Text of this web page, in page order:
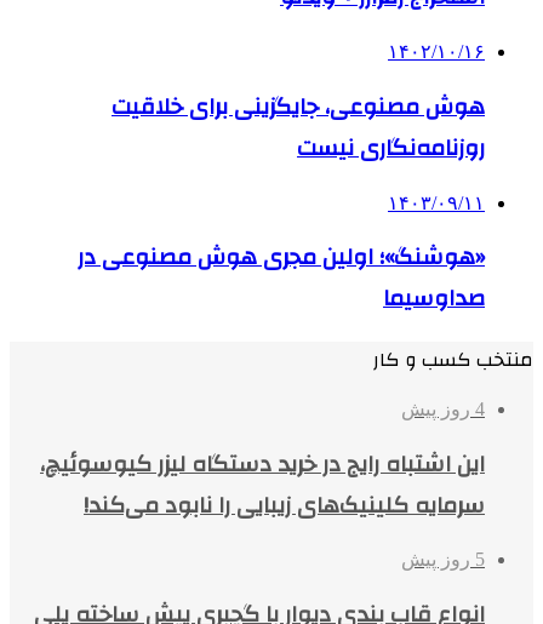
۱۴۰۲/۱۰/۱۶
هوش مصنوعی، جایگزینی برای خلاقیت
روزنامه‌نگاری نیست
۱۴۰۳/۰۹/۱۱
«هوشنگ»؛ اولین مجری هوش مصنوعی در
صداوسیما
منتخب کسب و کار
4 روز پیش
این اشتباه رایج در خرید دستگاه لیزر کیوسوئیچ،
سرمایه کلینیک‌های زیبایی را نابود می‌کند!
5 روز پیش
انواع قاب بندی دیوار با گچبری پیش ساخته پلی